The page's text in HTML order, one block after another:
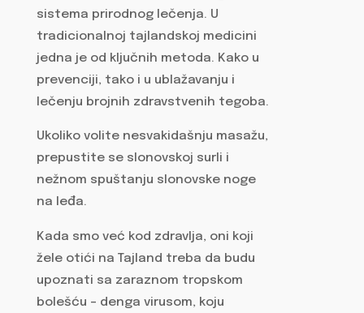
sistema prirodnog lečenja. U
tradicionalnoj tajlandskoj medicini
jedna je od ključnih metoda. Kako u
prevenciji, tako i u ublažavanju i
lečenju brojnih zdravstvenih tegoba.
Ukoliko volite nesvakidašnju masažu,
prepustite se slonovskoj surli i
nežnom spuštanju slonovske noge
na leđa.
Kada smo već kod zdravlja, oni koji
žele otići na Tajland treba da budu
upoznati sa zaraznom tropskom
bolešću – denga virusom, koju